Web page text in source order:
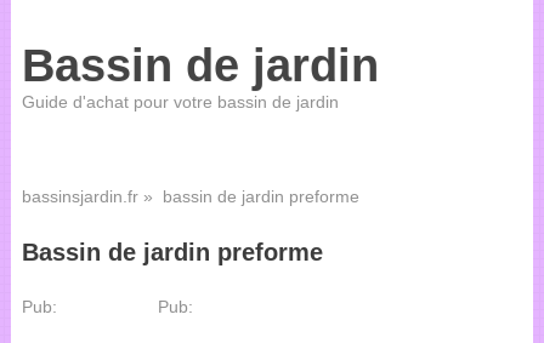
Bassin de jardin
Guide d'achat pour votre bassin de jardin
bassinsjardin.fr» bassin de jardin preforme
Bassin de jardin preforme
Pub: Pub: